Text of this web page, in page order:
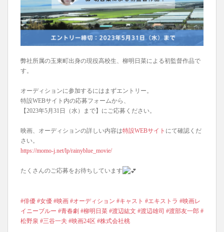
弊社所属の玉東町出身の現役高校生、柳明日菜による初監督作品で
す。
オーディションに参加するにはまずエントリー。
特設WEBサイト内の応募フォームから、
【2023年5月31日（水）まで】にご応募ください。
映画、オーディションの詳しい内容は特設WEBサイト にて確認くだ
さい。
https://momo-j.net/lp/rainyblue_movie/
たくさんのご応募をお待ちしています
#俳優 #女優 #映画 #オーディション #キャスト #エキストラ #映画レ
イニーブルー #青春劇 #柳明日菜 #渡辺紘文 #渡辺雄司 #渡部友一郎 #
松野泉 #三谷一夫 #映画24区 #株式会社桃